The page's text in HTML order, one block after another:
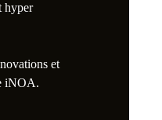
hyper
et
iNOA.